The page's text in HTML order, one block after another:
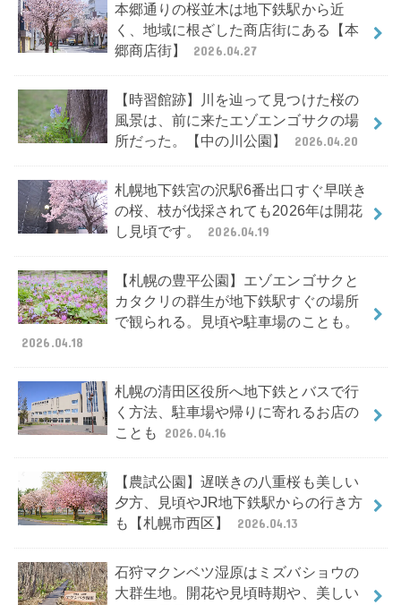
本郷通りの桜並木は地下鉄駅から近
く、地域に根ざした商店街にある【本
郷商店街】
2026.04.27
【時習館跡】川を辿って見つけた桜の
風景は、前に来たエゾエンゴサクの場
所だった。【中の川公園】
2026.04.20
札幌地下鉄宮の沢駅6番出口すぐ早咲き
の桜、枝が伐採されても2026年は開花
し見頃です。
2026.04.19
【札幌の豊平公園】エゾエンゴサクと
カタクリの群生が地下鉄駅すぐの場所
で観られる。見頃や駐車場のことも。
2026.04.18
札幌の清田区役所へ地下鉄とバスで行
く方法、駐車場や帰りに寄れるお店の
ことも
2026.04.16
【農試公園】遅咲きの八重桜も美しい
夕方、見頃やJR地下鉄駅からの行き方
も【札幌市西区】
2026.04.13
石狩マクンベツ湿原はミズバショウの
大群生地。開花や見頃時期や、美しい